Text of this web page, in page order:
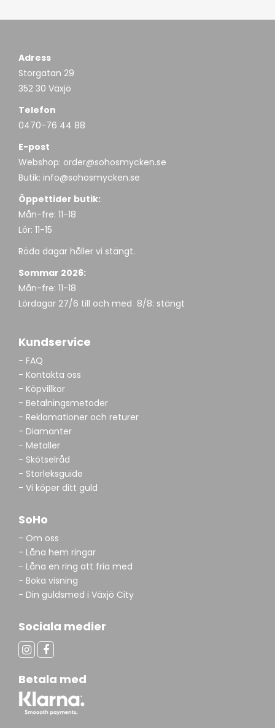
Adress
Storgatan 29
352 30 Växjö
Telefon
0470-76 44 88
E-post
Webshop: order@sohosmycken.se
Butik: info@sohosmycken.se
Öppettider butik:
Mån-fre: 11-18
Lör: 11-15
Röda dagar håller vi stängt.
Sommar 2026:
Mån-fre: 11-18
Lördagar 27/6 till och med 8/8: stängt
Kundservice
- FAQ
- Kontakta oss
- Köpvillkor
- Betalningsmetoder
- Reklamationer och returer
- Diamanter
- Metaller
- Skötselråd
- Storleksguide
- Vi köper ditt guld
SoHo
- Om oss
- Låna hem ringar
- Låna en ring att fria med
- Boka visning
- Din guldsmed i Växjö City
Sociala medier
Betala med